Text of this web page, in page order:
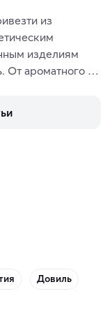
из
изделиям
От ароматного
или себе на
Довиль